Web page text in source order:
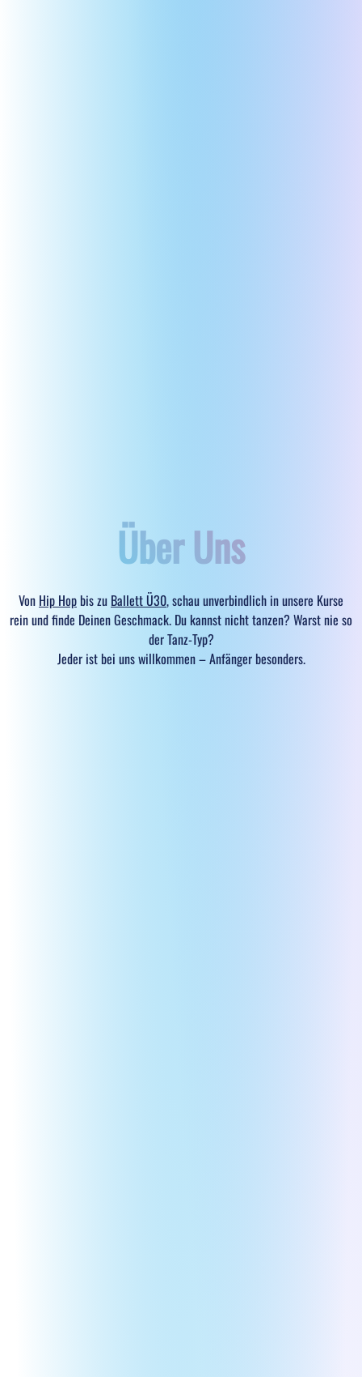
Über Uns
Von Hip Hopbis zu Ballett Ü30, schau unverbindlich in unsere Kurse
rein und finde Deinen Geschmack. Du kannst nicht tanzen? Warst nie so
der Tanz-Typ?
Jeder ist bei uns willkommen – Anfänger besonders.